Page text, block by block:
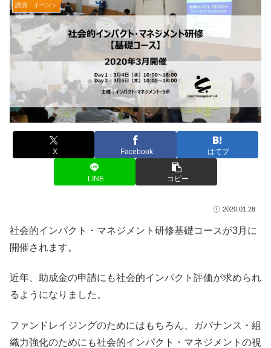
講演・イベント
X Facebook はてブ
LINE コピー
2020.01.28
社会的インパクト・マネジメント研修基礎コースが3月に
開催されます。
近年、助成金の申請にも社会的インパクト評価が求められ
るようになりました。
ファンドレイジングのためにはもちろん、ガバナンス・組
織力強化のためにも社会的インパクト・マネジメントの視